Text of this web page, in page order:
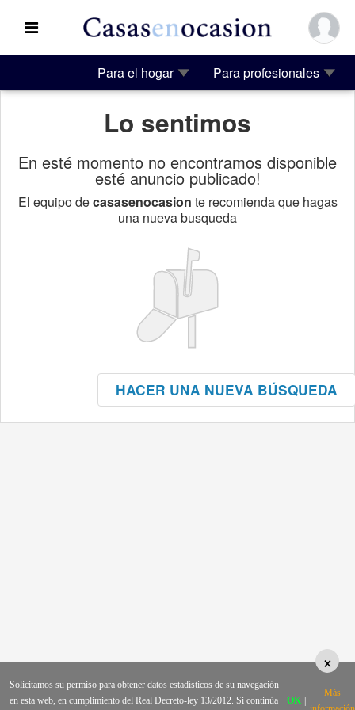
Para el hogar Para profesionales
Lo sentimos
En esté momento no encontramos disponible
esté anuncio publicado!
El equipo decasasenocasion te recomienda que hagas
una nueva busqueda
HACER UNA NUEVA BÚSQUEDA
×
Solicitamos su permiso para obtener datos estadísticos de su navegación
en esta web, en cumplimiento del Real Decreto-ley 13/2012. Si continúa
OK
Más